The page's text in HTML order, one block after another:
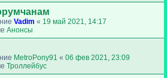
Vadim « 19 май 2021, 14:17
Анонсы
MetroPony91 « 06 фев 2021, 23:09
Троллейбус